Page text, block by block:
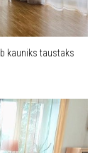
kauniks taustaks